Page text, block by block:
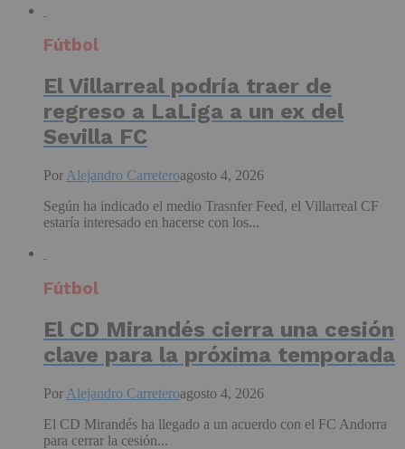
Fútbol
El Villarreal podría traer de
regreso a LaLiga a un ex del
Sevilla FC
Por Alejandro Carreteroagosto 4, 2026
Según ha indicado el medio Trasnfer Feed, el Villarreal CF
estaría interesado en hacerse con los...
Fútbol
El CD Mirandés cierra una cesión
clave para la próxima temporada
Por Alejandro Carreteroagosto 4, 2026
El CD Mirandés ha llegado a un acuerdo con el FC Andorra
para cerrar la cesión...